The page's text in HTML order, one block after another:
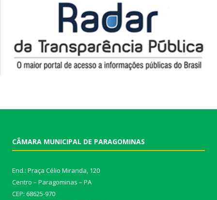
CÂMARA MUNICIPAL DE PARAGOMINAS
End.: Praça Célio Miranda, 120
Centro – Paragominas – PA
CEP: 68625-970